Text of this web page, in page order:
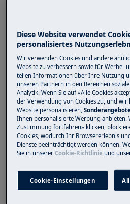
Why the Change?
Better Features:
come with exciting
your app experience.
Improved Security:
the latest security
Enhanced
everyone, including
to have a seamless
What This Means for You
If you're using
won't be able to
Diese Website verwendet
personalisiertes
Wir verwenden Cookies und andere
Website zu verbessern sowie für Werbe-
teilen Informationen über Ihre Nutzung
unseren Partnern in den Bereichen
Analytik. Wenn Sie auf «Alle Cookies
der Verwendung von Cookies zu, und
Website personalisieren,
Ihnen personalisierte Werbung anbieten.
Zustimmung fortfahren» klicken,
Cookies, wodurch Ihr Browsererlebnis
Dienste beeinträchtigt werden können.
Sie in unsererCookie-Richtlinie und
Cookie-Einstellungen